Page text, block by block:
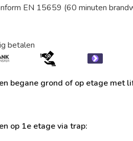
EN 15659 (60 minuten
betalen
begane grond of op etage met
op 1e etage via trap: